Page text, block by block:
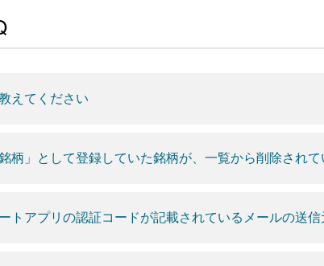
えてください
銘柄」として登録していた銘柄が、一覧から削除され
トアプリの認証コードが記載されているメールの送